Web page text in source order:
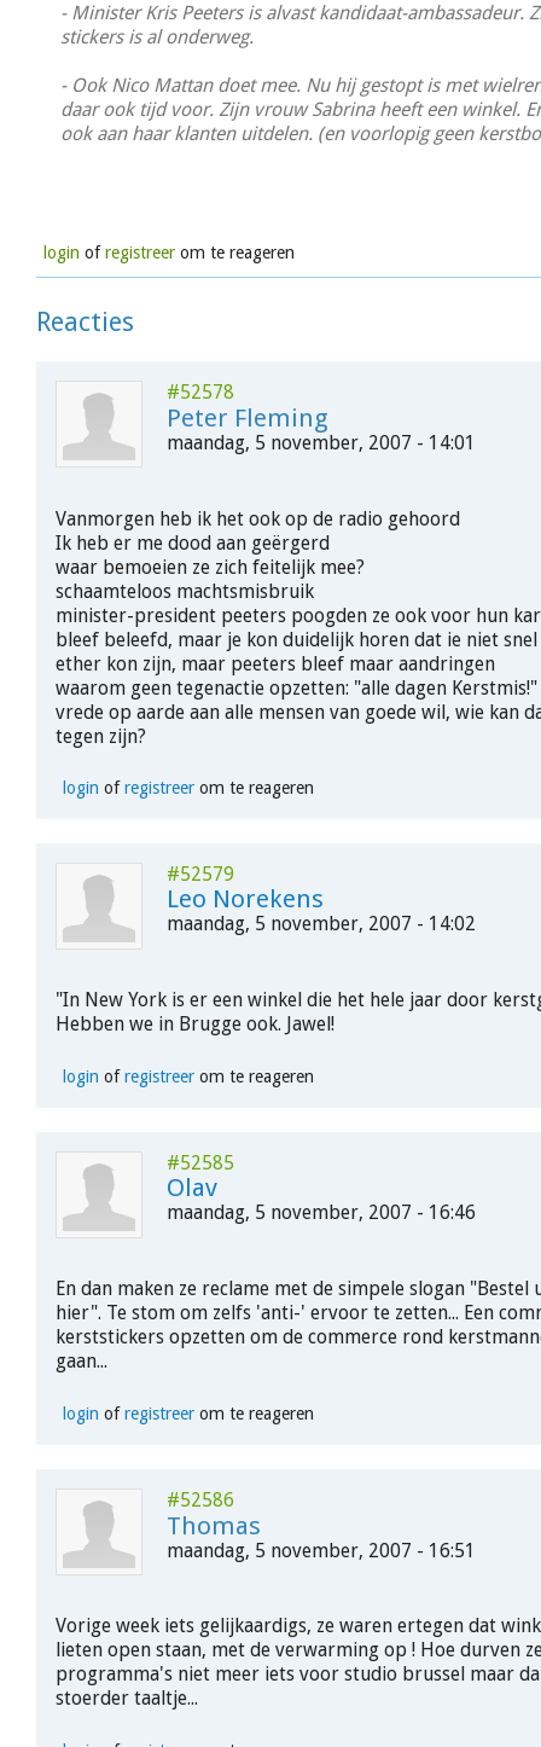
- Minister Kris Peeters is alvast kandidaat-ambassadeur.
stickers is al onderweg.
- Ook Nico Mattan doet mee. Nu hij gestopt is met
daar ook tijd voor. Zijn vrouw Sabrina heeft een winkel.
ook aan haar klanten uitdelen. (en voorlopig geen
login ofregistreerom te reageren
Reacties
#52578
Peter Fleming
maandag, 5 november, 2007 - 14:01
Vanmorgen heb ik het ook op de radio gehoord
Ik heb er me dood aan geërgerd
waar bemoeien ze zich feitelijk mee?
schaamteloos machtsmisbruik
minister-president peeters poogden ze ook voor hun
bleef beleefd, maar je kon duidelijk horen dat ie niet
ether kon zijn, maar peeters bleef maar aandringen
waarom geen tegenactie opzetten: "alle dagen Kerstmis!"
vrede op aarde aan alle mensen van goede wil, wie kan
tegen zijn?
login ofregistreerom te reageren
#52579
Leo Norekens
maandag, 5 november, 2007 - 14:02
"In New York is er een winkel die het hele jaar door
Hebben we in Brugge ook. Jawel!
login ofregistreerom te reageren
#52585
Olav
maandag, 5 november, 2007 - 16:46
En dan maken ze reclame met de simpele slogan "Bestel
hier". Te stom om zelfs 'anti-' ervoor te zetten... Een
kerststickers opzetten om de commerce rond
gaan...
login ofregistreerom te reageren
#52586
Thomas
maandag, 5 november, 2007 - 16:51
Vorige week iets gelijkaardigs, ze waren ertegen dat
lieten open staan, met de verwarming op ! Hoe durven
programma's niet meer iets voor studio brussel maar
stoerder taaltje...